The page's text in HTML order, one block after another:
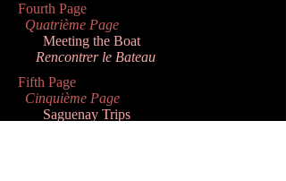
Fourth Page
Quatrième Page
Meeting the Boat
Rencontrer le Bateau
Fifth Page
Cinquième Page
Saguenay Trips